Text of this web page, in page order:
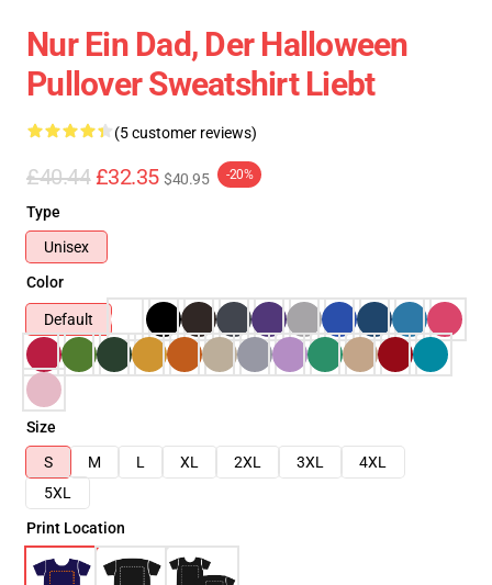
Nur Ein Dad, Der Halloween
Pullover Sweatshirt Liebt
(5 customer reviews)
£40.44 £32.35 $40.95 -20%
Type
Unisex
Color
Default
Size
S
M L XL 2XL 3XL
4XL
5XL
Print Location